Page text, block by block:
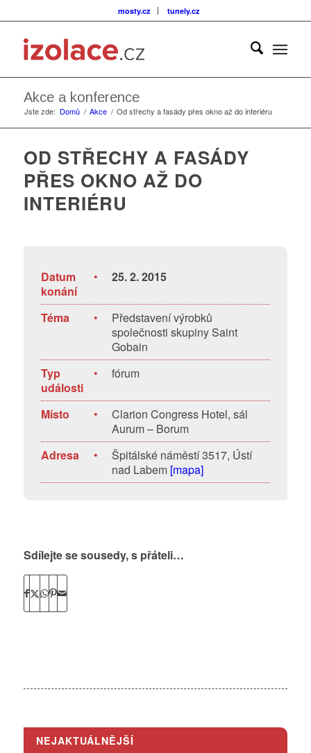
mosty.cz tunely.cz
Akce a konference
Jste zde: Domů / Akce / Od střechy a fasády přes okno až do interiéru
OD STŘECHY A FASÁDY
PŘES OKNO AŽ DO
INTERIÉRU
Datum
konání
• 25. 2. 2015
Téma •
Představení výrobků
společnosti skupiny Saint
Gobain
Typ
události
• fórum
Místo •
Clarion Congress Hotel, sál
Aurum – Borum
Adresa
•
Špitálské náměstí 3517, Ústí
nad Labem [mapa]
Sdílejte se sousedy, s přáteli…
NEJAKTUÁLNĚJŠÍ